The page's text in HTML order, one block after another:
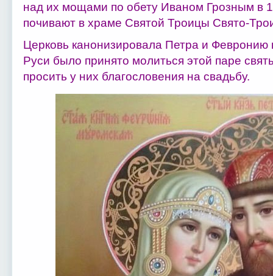
над их мощами по обету Иваном Грозным в
почивают в храме Святой Троицы Свято-
Церковь канонизировала Петра и Февронию
Руси было принято молиться этой паре
просить у них благословения на свадьбу.